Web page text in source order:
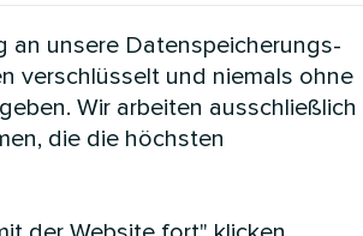
an unsere Datenspeicherungs-
verschlüsselt und niemals ohne
Wir arbeiten ausschließlich
die die höchsten